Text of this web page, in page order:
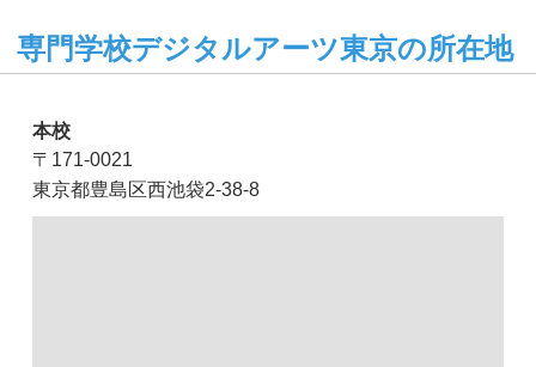
専門学校デジタルアーツ東京の所在地
本校
〒171-0021
東京都豊島区西池袋2-38-8